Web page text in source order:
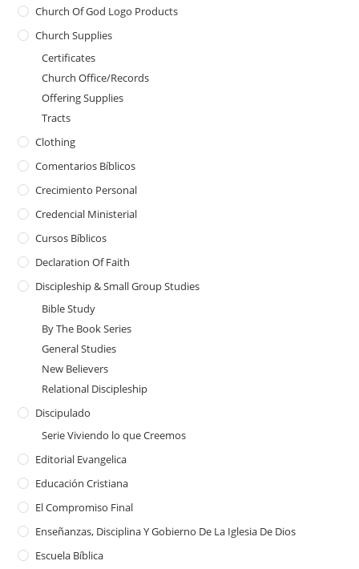
Church Of God Logo Products
Church Supplies
Certificates
Church Office/Records
Offering Supplies
Tracts
Clothing
Comentarios Bíblicos
Crecimiento Personal
Credencial Ministerial
Cursos Bíblicos
Declaration Of Faith
Discipleship & Small Group Studies
Bible Study
By The Book Series
General Studies
New Believers
Relational Discipleship
Discipulado
Serie Viviendo lo que Creemos
Editorial Evangelica
Educación Cristiana
El Compromiso Final
Enseñanzas, Disciplina Y Gobierno De La Iglesia De Dios
Escuela Bíblica